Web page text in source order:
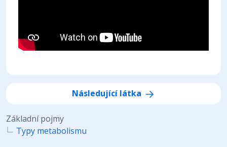
Následující látka
Základní pojmy
Typy metabolismu